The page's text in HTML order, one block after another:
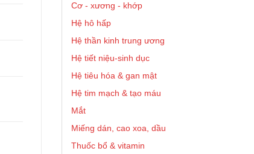
Cơ - xương - khớp
Hệ hô hấp
Hệ thần kinh trung ương
Hệ tiết niệu-sinh dục
Hệ tiêu hóa & gan mật
Hệ tim mạch & tạo máu
Mắt
Miếng dán, cao xoa, dầu
Thuốc bổ & vitamin